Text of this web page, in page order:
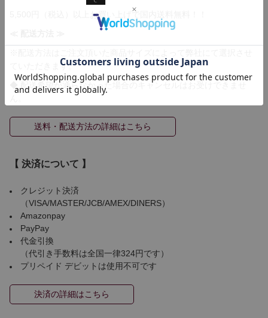
5,500円（税込）以上お買い上げで国内送料無料！！
ていただきます。
◆ 配送希望が通らなかった場合のキャンセルはお受けできませ
送料・配送方法の詳細はこちら
【 決済について 】
クレジット決済
（VISA/MASTER/JCB/AMEX/DINERS）
Amazonpay
PayPay
代金引換
（代引き手数料は全国一律324円です）
プリペイド デビットは使用不可です
決済の詳細はこちら